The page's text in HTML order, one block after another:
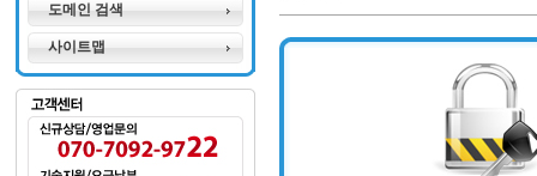
도메인 검색
사이트맵